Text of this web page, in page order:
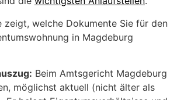
zeigt, welche Dokumente Sie für den
in Magdeburg
Beim Amtsgericht Magdeburg
möglichst aktuell (nicht älter als